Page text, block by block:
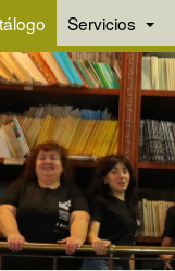
Servicios